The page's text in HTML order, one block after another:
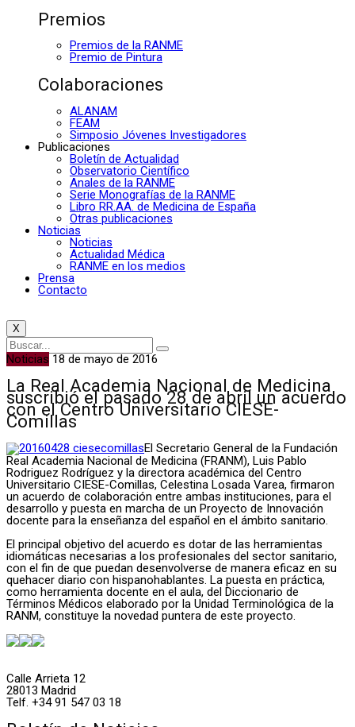
Premios
Premios de la RANME
Premio de Pintura
Colaboraciones
ALANAM
FEAM
Simposio Jóvenes Investigadores
Publicaciones
Boletín de Actualidad
Observatorio Científico
Anales de la RANME
Serie Monografías de la RANME
Libro RR.AA. de Medicina de España
Otras publicaciones
Noticias
Noticias
Actualidad Médica
RANME en los medios
Prensa
Contacto
X
Noticias 18 de mayo de 2016
La Real Academia Nacional de Medicina
suscribió el pasado 28 de abril un acuerdo
con el Centro Universitario CIESE-
Comillas
El Secretario General de la Fundación
Real Academia Nacional de Medicina (FRANM), Luis Pablo
Rodriguez Rodríguez y la directora académica del Centro
Universitario CIESE-Comillas, Celestina Losada Varea, firmaron
un acuerdo de colaboración entre ambas instituciones, para el
desarrollo y puesta en marcha de un Proyecto de Innovación
docente para la enseñanza del español en el ámbito sanitario.
El principal objetivo del acuerdo es dotar de las herramientas
idiomáticas necesarias a los profesionales del sector sanitario,
con el fin de que puedan desenvolverse de manera eficaz en su
quehacer diario con hispanohablantes. La puesta en práctica,
como herramienta docente en el aula, del Diccionario de
Términos Médicos elaborado por la Unidad Terminológica de la
RANM, constituye la novedad puntera de este proyecto.
Calle Arrieta 12
28013 Madrid
Telf. +34 91 547 03 18